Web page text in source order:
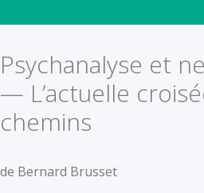
Psychanalyse et
— L’actuelle
chemins
de Bernard Brusset